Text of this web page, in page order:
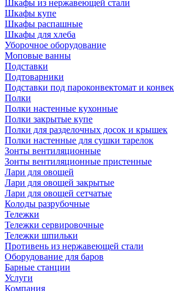
Шкафы из нержавеющей стали
Шкафы купе
Шкафы распашные
Шкафы для хлеба
Уборочное оборудование
Моповые ванны
Подставки
Подтоварники
Подставки под пароконвектомат и
Полки
Полки настенные кухонные
Полки закрытые купе
Полки для разделочных досок и крышек
Полки настенные для сушки тарелок
Зонты вентиляционные
Зонты вентиляционные пристенные
Лари для овощей
Лари для овощей закрытые
Лари для овощей сетчатые
Колоды разрубочные
Тележки
Тележки сервировочные
Тележки шпильки
Противень из нержавеющей стали
Оборудование для баров
Барные станции
Услуги
Компания